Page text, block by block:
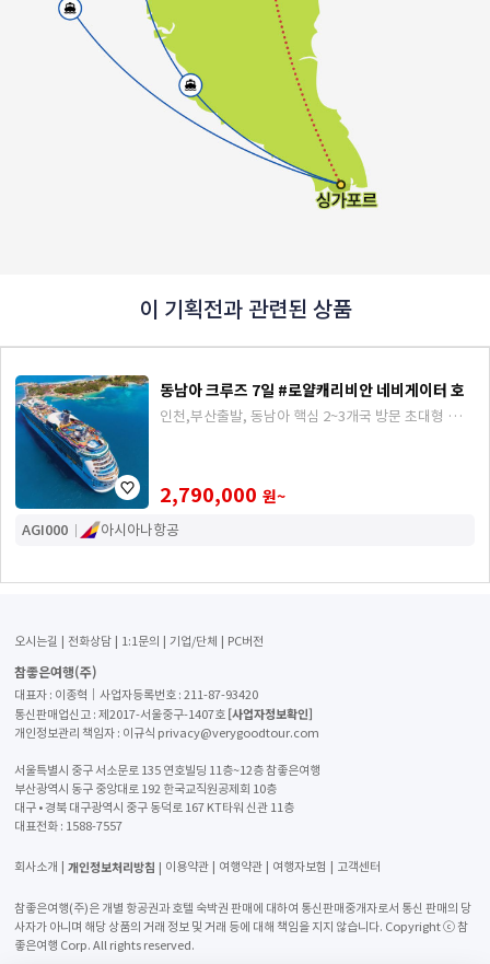
이 기획전과 관련된 상품
동남아 크루즈 7일 #로얄캐리비안 네비게이터 호
인천,부산출발, 동남아 핵심 2~3개국 방문 초대형 크루
2,790,000 원~
AGI000 아시아나항공
오시는길 전화상담 1:1문의 기업/단체 PC버전
참좋은여행(주)
대표자 : 이종혁│사업자등록번호 : 211-87-93420
통신판매업신고 : 제2017-서울중구-1407호 [사업자정보확인]
개인정보관리 책임자 : 이규식 privacy@verygoodtour.com
서울특별시 중구 서소문로 135 연호빌딩 11층~12층 참좋은여행
부산광역시 동구 중앙대로 192 한국교직원공제회 10층
대구 • 경북 대구광역시 중구 동덕로 167 KT타워 신관 11층
대표전화 : 1588-7557
회사소개 개인정보처리방침 이용약관 여행약관 여행자보험 고객센터
참좋은여행(주)은 개별 항공권과 호텔 숙박권 판매에 대하여 통신판매중개자로서 통신 판매의 당
사자가 아니며 해당 상품의 거래 정보 및 거래 등에 대해 책임을 지지 않습니다. Copyright ⓒ 참
좋은여행 Corp. All rights reserved.